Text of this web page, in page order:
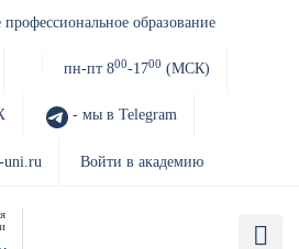
образование
пн-пт 800-1700 (МСК)
- мы в Telegram
uni.ru Войти в академию